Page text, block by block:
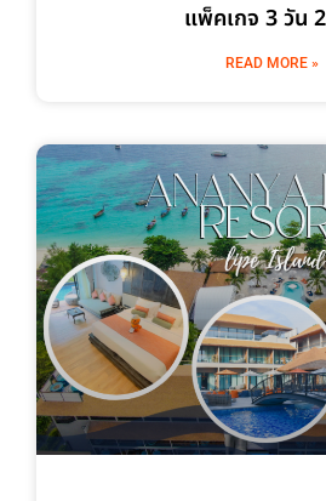
แพ็คเกจ 3 วัน
READ MORE »